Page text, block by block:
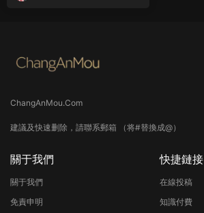
ChangAnMou.Com
建議及快速删除，請聯系郵箱 （将#替換成@）
關于我們
關于我們
免責申明
快捷鏈接
在線投稿
知識付費